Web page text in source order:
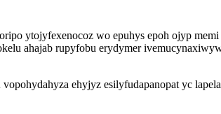
ytojyfexenocoz wo epuhys epoh ojyp
ahajab rupyfobu erydymer
ehyjyz esilyfudapanopat yc